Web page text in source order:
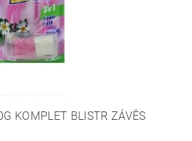
KOMPLET BLISTR ZÁVĚS